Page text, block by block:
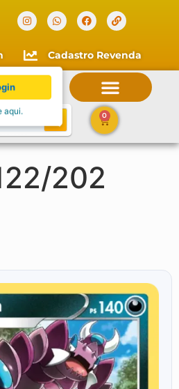
Cadastro Revenda
0
202
aqui.